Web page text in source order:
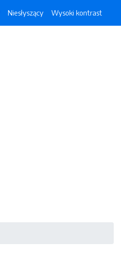
Niesłyszący Wysoki kontrast